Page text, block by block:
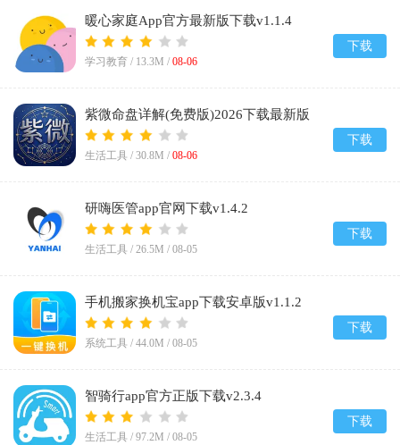
暖心家庭App官方最新版下载v1.1.4
学习教育 / 13.3M / 08-06
下载
紫微命盘详解(免费版)2026下载最新版
v1.1
生活工具 / 30.8M / 08-06
下载
研嗨医管app官网下载v1.4.2
生活工具 / 26.5M / 08-05
下载
手机搬家换机宝app下载安卓版v1.1.2
系统工具 / 44.0M / 08-05
下载
智骑行app官方正版下载v2.3.4
生活工具 / 97.2M / 08-05
下载